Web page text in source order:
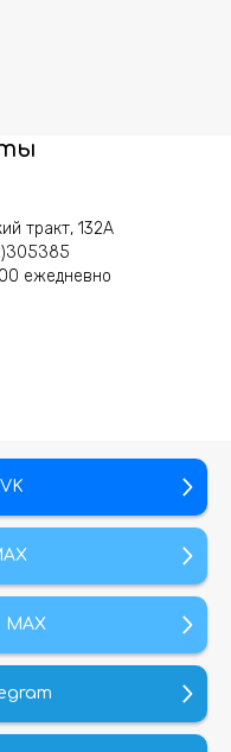
тракт, 132А
ежедневно
MAX